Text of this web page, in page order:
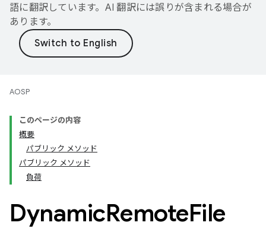
語に翻訳しています。AI 翻訳には誤りが含まれる場合が
あります。
AOSP
このページの内容
概要
パブリック メソッド
パブリック メソッド
負荷
DynamicRemoteFile